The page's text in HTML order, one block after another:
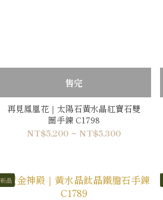
售完
再見鳳凰花｜太陽石黃水晶紅寶石雙
圈手鍊 C1798
NT$5,200 ~ NT$5,300
新品